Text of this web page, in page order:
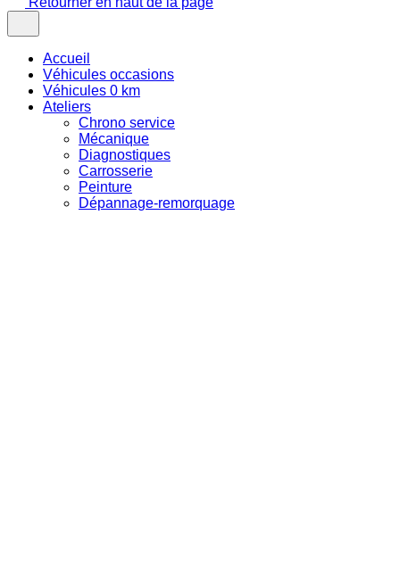
Accueil
Véhicules occasions
Véhicules 0 km
Ateliers
Chrono service
Mécanique
Diagnostiques
Carrosserie
Peinture
Dépannage-remorquage